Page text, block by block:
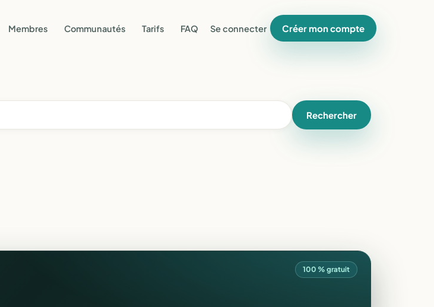
Membres Communautés Tarifs FAQ Se connecter Créer mon compte
Rechercher
100 % gratuit